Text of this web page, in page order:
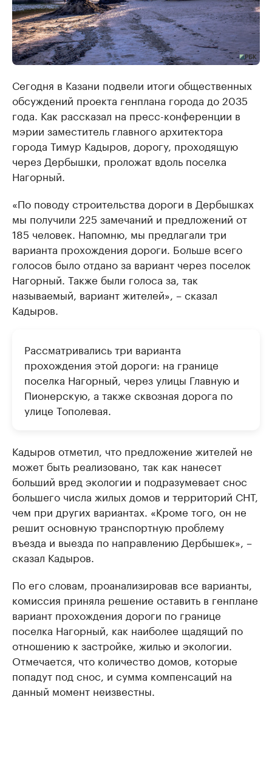
Сегодня в Казани подвели итоги общественных
обсуждений проекта генплана города до 2035
года. Как рассказал на пресс-конференции в
мэрии заместитель главного архитектора
города Тимур Кадыров, дорогу, проходящую
через Дербышки, проложат вдоль поселка
Нагорный.
«По поводу строительства дороги в Дербышках
мы получили 225 замечаний и предложений от
185 человек. Напомню, мы предлагали три
варианта прохождения дороги. Больше всего
голосов было отдано за вариант через поселок
Нагорный. Также были голоса за, так
называемый, вариант жителей», – сказал
Кадыров.
Рассматривались три варианта
прохождения этой дороги: на границе
поселка Нагорный, через улицы Главную и
Пионерскую, а также сквозная дорога по
улице Тополевая.
Кадыров отметил, что предложение жителей не
может быть реализовано, так как нанесет
больший вред экологии и подразумевает снос
большего числа жилых домов и территорий СНТ,
чем при других вариантах. «Кроме того, он не
решит основную транспортную проблему
въезда и выезда по направлению Дербышек», –
сказал Кадыров.
По его словам, проанализировав все варианты,
комиссия приняла решение оставить в генплане
вариант прохождения дороги по границе
поселка Нагорный, как наиболее щадящий по
отношению к застройке, жилью и экологии.
Отмечается, что количество домов, которые
попадут под снос, и сумма компенсаций на
данный момент неизвестны.